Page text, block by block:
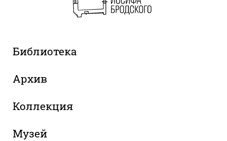
Библиотека
Архив
Коллекция
Музей